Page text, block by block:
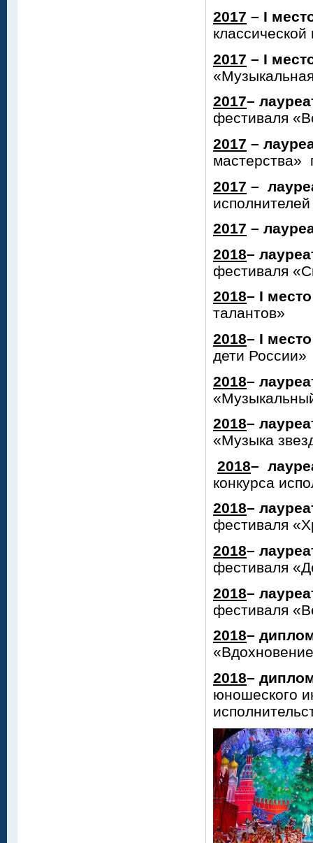
2017 – I
2017 – I
2017–
фестиваля
2017 –
мастерства»
2017 –
2017 –
2018–
фестиваля
2018– I
талантов»
2018– I
дети России»
2018–
2018–
«Музыка
2018–
конкурса
2018–
фестиваля
2018–
фестиваля
2018–
фестиваля
2018–
2018–
юношеского